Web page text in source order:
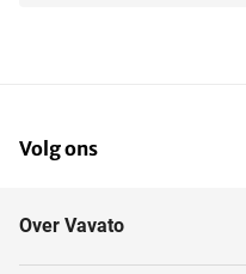
Volg ons
Over Vavato